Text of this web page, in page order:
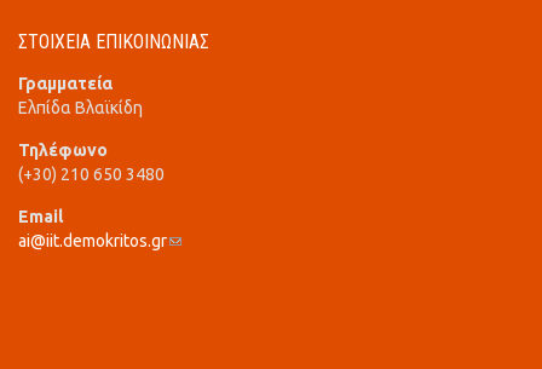
ΣΤΟΙΧΕΙΑ ΕΠΙΚΟΙΝΩΝΙΑΣ
Γραμματεία
Ελπίδα Βλαϊκίδη
Τηλέφωνο
(+30) 210 650 3480
Email
ai@iit.demokritos.gr(link sends e-mail)